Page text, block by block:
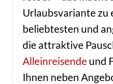
Urlaubsvariante zu
beliebtesten und
die attraktive
Alleinreisendeund
Ihnen neben